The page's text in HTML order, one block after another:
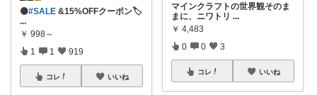
🟡#SALE &15%OFFクーポン🏷️
...
￥ 998～
1 1 919
コレ いいね
マインクラフトの世界観そのま
まに、ニワトリ ...
￥ 4,483
0 0 3
コレ いいね